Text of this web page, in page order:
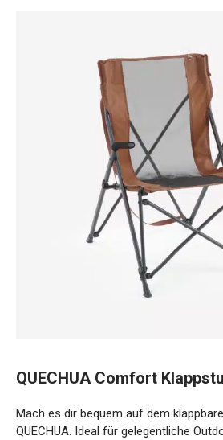
QUECHUA Comfort
Mach es dir bequem auf dem
QUECHUA. Ideal für gelegentliche